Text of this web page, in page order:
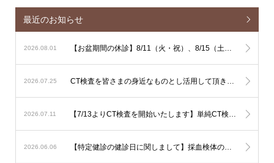
最近のお知らせ
2026.08.01
2026.07.25
2026.07.11
2026.06.06 【特定健診の健診日に関しまして】採血検体の集配と保存の関係で、健診は月曜日から土曜日午前（土曜日午後、日曜日を除く）でお願いいたします。